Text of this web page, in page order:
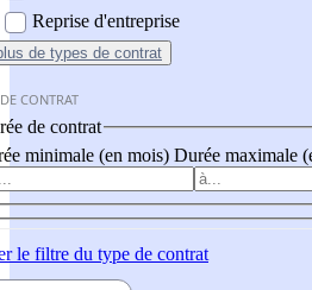
Reprise d'entreprise
de types de contrat
CONTRAT
de contrat
minimale (en mois) Durée maximale
le filtre du type de contrat